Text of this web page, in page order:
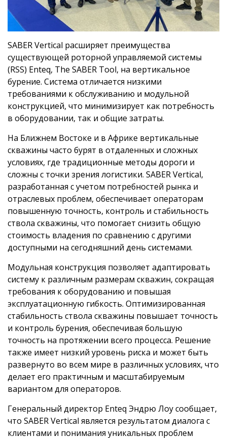
SABER Vertical расширяет преимущества
существующей роторной управляемой системы
(RSS) Enteq, The SABER Tool, на вертикальное
бурение. Система отличается низкими
требованиями к обслуживанию и модульной
конструкцией, что минимизирует как потребность
в оборудовании, так и общие затраты.
На Ближнем Востоке и в Африке вертикальные
скважины часто бурят в отдаленных и сложных
условиях, где традиционные методы дороги и
сложны с точки зрения логистики. SABER Vertical,
разработанная с учетом потребностей рынка и
отраслевых проблем, обеспечивает операторам
повышенную точность, контроль и стабильность
ствола скважины, что помогает снизить общую
стоимость владения по сравнению с другими
доступными на сегодняшний день системами.
Модульная конструкция позволяет адаптировать
систему к различным размерам скважин, сокращая
требования к оборудованию и повышая
эксплуатационную гибкость. Оптимизированная
стабильность ствола скважины повышает точность
и контроль бурения, обеспечивая большую
точность на протяжении всего процесса. Решение
также имеет низкий уровень риска и может быть
развернуто во всем мире в различных условиях, что
делает его практичным и масштабируемым
вариантом для операторов.
Генеральный директор Enteq Эндрю Лоу сообщает,
что SABER Vertical является результатом диалога с
клиентами и понимания уникальных проблем